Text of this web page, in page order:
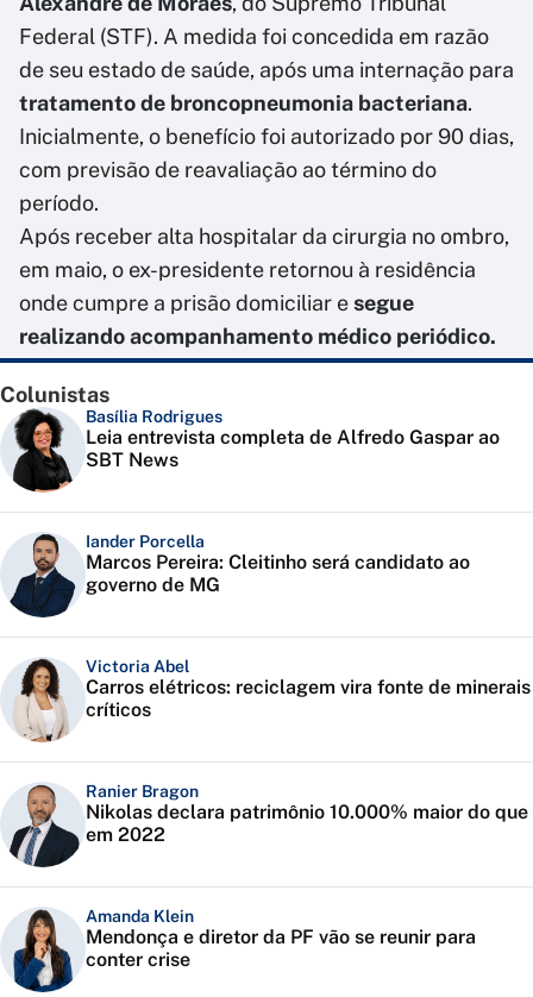
Federal (STF). A medida foi concedida em razão
de seu estado de saúde, após uma internação para
tratamento de broncopneumonia bacteriana.
Inicialmente, o benefício foi autorizado por 90 dias,
com previsão de reavaliação ao término do
período.
Após receber alta hospitalar da cirurgia no ombro,
em maio, o ex-presidente retornou à residência
onde cumpre a prisão domiciliar esegue
realizando acompanhamento médico periódico.
Colunistas
Basília Rodrigues
Leia entrevista completa de Alfredo Gaspar ao
SBT News
Iander Porcella
Marcos Pereira: Cleitinho será candidato ao
governo de MG
Victoria Abel
Carros elétricos: reciclagem vira fonte de minerais
críticos
Ranier Bragon
Nikolas declara patrimônio 10.000% maior do que
em 2022
Amanda Klein
Mendonça e diretor da PF vão se reunir para
conter crise